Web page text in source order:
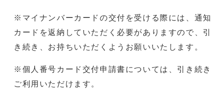
※マイナンバーカードの交付を受ける際には、通知
カードを返納していただく必要がありますので、引
き続き、お持ちいただくようお願いいたします。
※個人番号カード交付申請書については、引き続き
ご利用いただけます。